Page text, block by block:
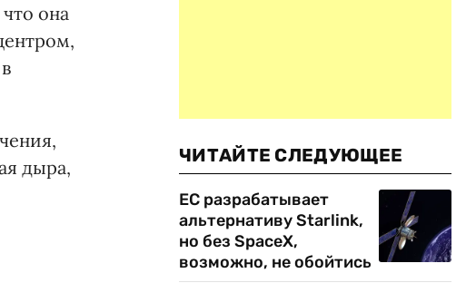
она
дыра,
ЧИТАЙТЕ СЛЕДУЮЩЕЕ
ЕС разрабатывает
альтернативу Starlink,
но без SpaceX,
возможно, не обойтись